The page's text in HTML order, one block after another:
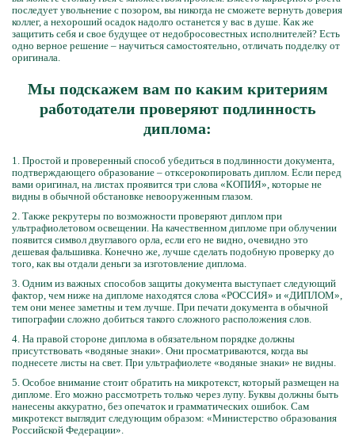
последует увольнение с позором, вы никогда не сможете вернуть доверия
коллег, а нехороший осадок надолго останется у вас в душе. Как же
защитить себя и свое будущее от недобросовестных исполнителей? Есть
одно верное решение – научиться самостоятельно, отличать подделку от
оригинала.
Мы подскажем вам по каким критериям
работодатели проверяют подлинность
диплома:
1. Простой и проверенный способ убедиться в подлинности документа,
подтверждающего образование – отксерокопировать диплом. Если перед
вами оригинал, на листах проявится три слова «КОПИЯ», которые не
видны в обычной обстановке невооруженным глазом.
2. Также рекрутеры по возможности проверяют диплом при
ультрафиолетовом освещении. На качественном дипломе при облучении
появится символ двуглавого орла, если его не видно, очевидно это
дешевая фальшивка. Конечно же, лучше сделать подобную проверку до
того, как вы отдали деньги за изготовление диплома.
3. Одним из важных способов защиты документа выступает следующий
фактор, чем ниже на дипломе находятся слова «РОССИЯ» и «ДИПЛОМ»,
тем они менее заметны и тем лучше. При печати документа в обычной
типографии сложно добиться такого сложного расположения слов.
4. На правой стороне диплома в обязательном порядке должны
присутствовать «водяные знаки». Они просматриваются, когда вы
поднесете листы на свет. При ультрафиолете «водяные знаки» не видны.
5. Особое внимание стоит обратить на микротекст, который размещен на
дипломе. Его можно рассмотреть только через лупу. Буквы должны быть
нанесены аккуратно, без опечаток и грамматических ошибок. Сам
микротекст выглядит следующим образом: «Министерство образования
Российской Федерации».